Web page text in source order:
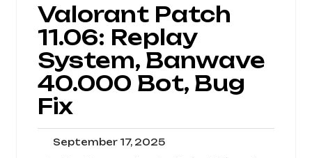
Valorant Patch
11.06: Replay
System, Banwave
40.000 Bot, Bug
Fix
September 17, 2025September